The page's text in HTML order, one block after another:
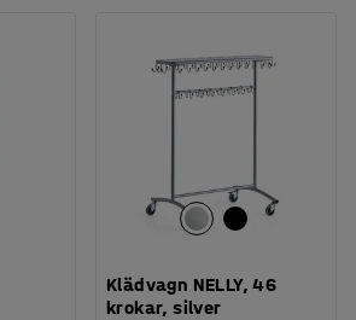
Klädvagn NELLY, 46
krokar, silver